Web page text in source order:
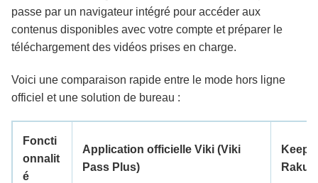
passe par un navigateur intégré pour accéder aux
contenus disponibles avec votre compte et préparer le
téléchargement des vidéos prises en charge.
Voici une comparaison rapide entre le mode hors ligne
officiel et une solution de bureau :
Foncti
onnalit
é
Application officielle Viki (Viki
Pass Plus)